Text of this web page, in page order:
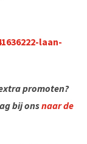
laan-
promoten?
bij onsnaar de